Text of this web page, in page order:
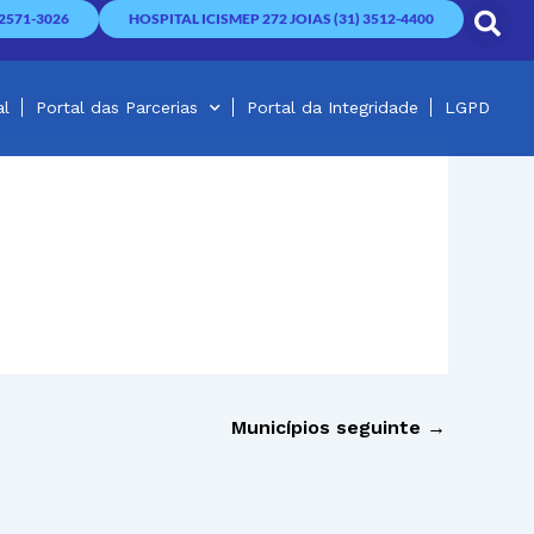
3026 HOSPITAL ICISMEP 272 JOIAS (31) 3512-4400
Portal das Parcerias Portal da Integridade LGPD
Municípios seguinte →